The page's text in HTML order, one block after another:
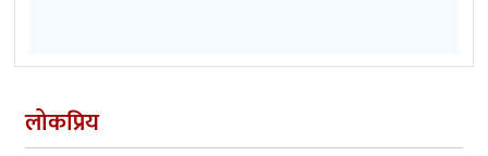
लोकप्रिय